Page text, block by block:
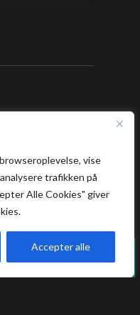
vise
trafikken på
Alle Cookies" giver
Accepter alle
i sommerferien.
før lukketid.